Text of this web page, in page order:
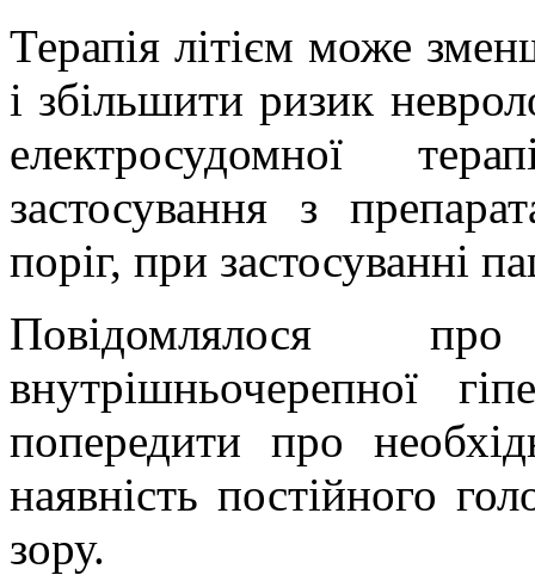
Терапія літієм може
і збільшити ризик
електросудомної
застосування з
поріг, при застосуванні
Повідомлялося
внутрішньочерепної
попередити про
наявність постійного
зору.